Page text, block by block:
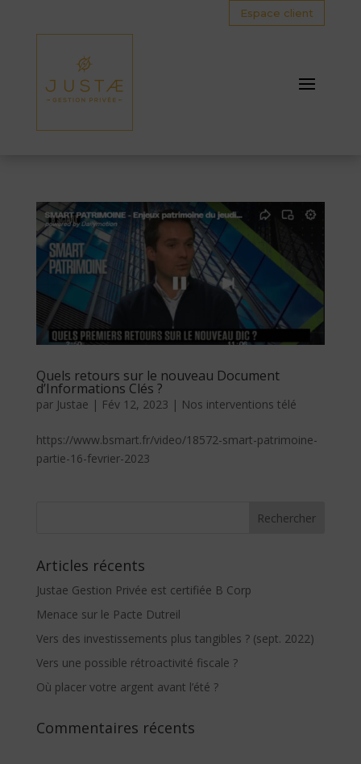
Espace client
Quels retours sur le nouveau Document
d’Informations Clés ?
par Justae | Fév 12, 2023 | Nos interventions télé
https://www.bsmart.fr/video/18572-smart-patrimoine-
partie-16-fevrier-2023
Articles récents
Justae Gestion Privée est certifiée B Corp
Menace sur le Pacte Dutreil
Vers des investissements plus tangibles ? (sept. 2022)
Vers une possible rétroactivité fiscale ?
Où placer votre argent avant l’été ?
Commentaires récents